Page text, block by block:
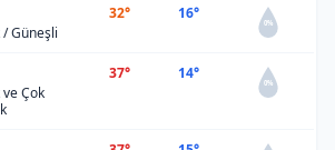
/ Güneşli
32° 16°
0%
ve Çok
37° 14°
0%